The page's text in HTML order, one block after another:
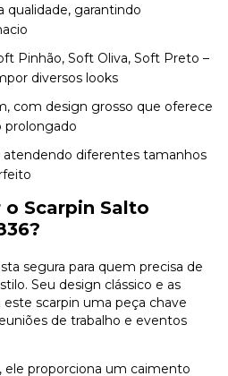
qualidade, garantindo
Pinhão, Soft Oliva, Soft Preto –
diversos looks
com design grosso que oferece
prolongado
atendendo diferentes tamanhos
Scarpin Salto
segura para quem precisa de
Seu design clássico e as
scarpin uma peça chave
de trabalho e eventos
ele proporciona um caimento